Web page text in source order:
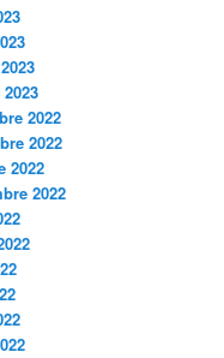
2022
2022
2022
2022